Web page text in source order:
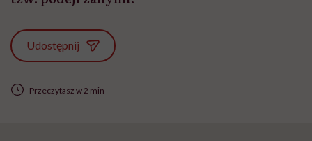
Udostępnij
Przeczytasz w 2 min